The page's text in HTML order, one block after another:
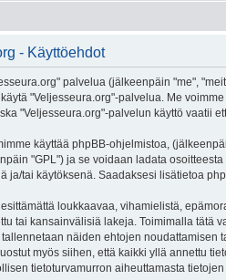
- Käyttöehdot
palvelua (jälkeenpäin "me",
"Veljesseura.org"-palvelua. Me
"Veljesseura.org"-palvelun käyttö vaatii
käyttää phpBB-ohjelmistoa,
"GPL") ja se voidaan ladata osoitteesta
ja/tai käytöksenä. Saadaksesi lisätietoa
loukkaavaa, vihamielistä,
tai kansainvälisiä lakeja. Toimimalla tätä
näiden ehtojen noudattamisen
myös siihen, että kaikki yllä annettu
tietoturvamurron aiheuttamasta